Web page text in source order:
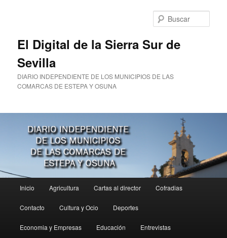
El Digital de la Sierra Sur de
Sevilla
DIARIO INDEPENDIENTE DE LOS MUNICIPIOS DE LAS
COMARCAS DE ESTEPA Y OSUNA
principal
Inicio Agricultura Cartas al director Cofradias
Contacto Cultura y Ocio Deportes
Economia y Empresas Educación Entrevistas